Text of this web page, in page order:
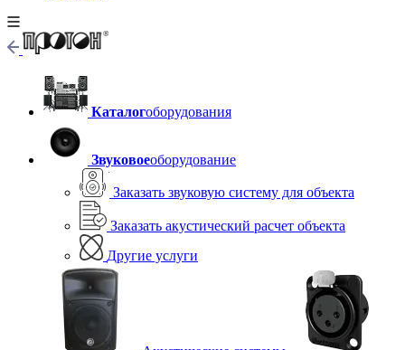
Каталогоборудования
Звуковоеоборудование
Заказать звуковую систему для объекта
Заказать акустический расчет объекта
Другие услуги